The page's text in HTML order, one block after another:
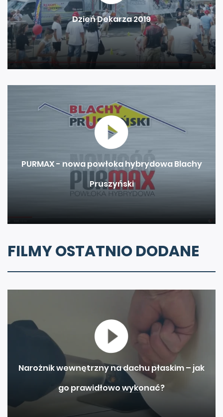
Dzień Dekarza 2019
PURMAX - nowa powłoka hybrydowa Blachy
Pruszyński
FILMY OSTATNIO DODANE
Narożnik wewnętrzny na dachu płaskim – jak
go prawidłowo wykonać?